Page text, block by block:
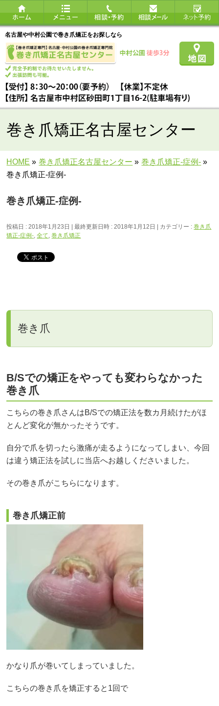
名古屋や中村公園で巻き爪矯正をお探しなら
巻き爪矯正名古屋センター
HOME » 巻き爪矯正名古屋センター » 巻き爪矯正‐症例‐ »
巻き爪矯正-症例-
巻き爪矯正-症例-
投稿日 : 2018年1月23日 最終更新日時 : 2018年1月12日 カテゴリー :巻き爪
矯正‐症例‐,全て,巻き爪矯正
巻き爪
B/Sでの矯正をやっても変わらなかった
巻き爪
こちらの巻き爪さんはB/Sでの矯正法を数カ月続けたがほ
とんど変化が無かったそうです。
自分で爪を切ったら激痛が走るようになってしまい、今回
は違う矯正法を試しに当店へお越しくださいました。
その巻き爪がこちらになります。
巻き爪矯正前
かなり爪が巻いてしまっていました。
こちらの巻き爪を矯正すると1回で